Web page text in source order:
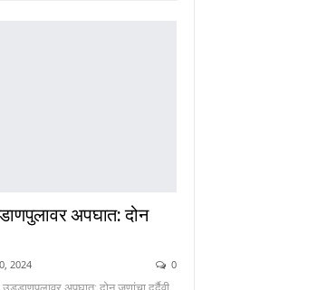
अपघात: दोन
2024
0
अपघात: दोन जणांचा दुर्दैवी